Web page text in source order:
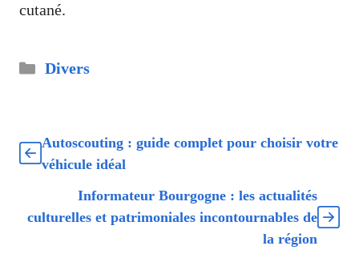
cutané.
Catégories
Divers
Autoscouting : guide complet pour choisir votre
véhicule idéal
Informateur Bourgogne : les actualités
culturelles et patrimoniales incontournables de
la région